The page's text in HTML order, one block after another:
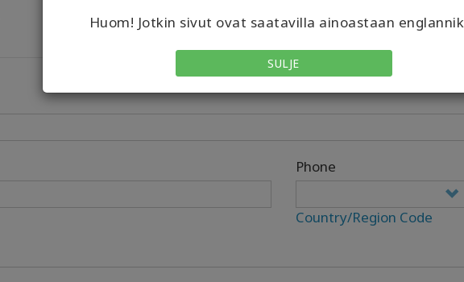
Huom! Jotkin sivut ovat saatavilla ainoastaan
SULJE
Phone
Country/Region Code